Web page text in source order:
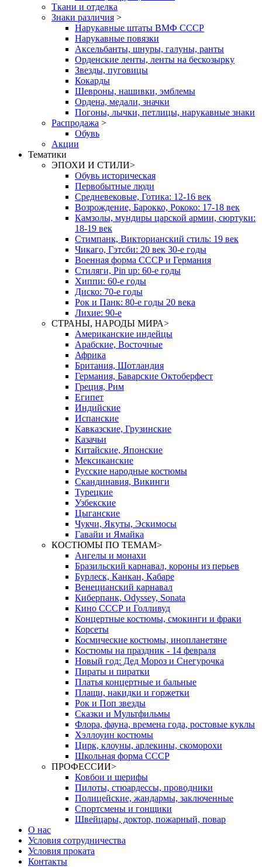
Ткани и отделка
Знаки различия >
Нарукавные штаты ВМФ СССР
Нарукавные повязки
Аксельбанты, шнуры, галуны, ранты
Орденские ленты, ленты на бескозырку
Звезды, пуговицы
Кокарды
Шевроны, нашивки, эмблемы
Ордена, медали, значки
Погоны, лычки, петлицы, нарукавные знаки
Распродажа >
Обувь
Акции
Тематики
ЭПОХИ И СТИЛИ>
Обувь историческая
Первобытные люди
Средневековые, Готика: 12-16 век
Возрождение, Барокко, Рококо: 17-18 век
Камзолы, мундиры царской армии, сюртуки:
18-19 век
Стимпанк, Викторианский стиль: 19 век
Чикаго, Гэтсби: 20 век 30-е годы
Военная форма СССР и Германия
Стиляги, Pin up: 60-е годы
Хиппи: 60-е годы
Диско: 70-е годы
Рок и Панк: 80-е годы 20 века
Лихие: 90-е
СТРАНЫ, НАРОДЫ МИРА>
Американские индейцы
Арабские, Восточные
Африка
Британия, Шотландия
Германия, Баварские Октоберфест
Греция, Рим
Египет
Индийские
Испанские
Кавказские, Грузинские
Казачьи
Китайские, Японские
Мексиканские
Русские народные костюмы
Скандинавия, Викинги
Турецкие
Узбекские
Цыганские
Чукчи, Якуты, Эскимосы
Гавайи и Ямайка
КОСТЮМЫ ПО ТЕМАМ>
Ангелы и монахи
Бразильский карнавал, короны из перьев
Бурлеск, Канкан, Кабаре
Венецианский карнавал
Киберпанк, Odyssey, Sonata
Кино СССР и Голливуд
Концертные костюмы, смокинги и фраки
Корсеты
Космические костюмы, инопланетяне
Костюмы на праздник - 14 февраля
Новый год: Дед Мороз и Снегурочка
Пираты и пиратки
Платья концертные и бальные
Плащи, накидки и горжетки
Рок и Поп звезды
Сказки и Мультфильмы
Флора, фауна, времена года, ростовые куклы
Хэллоуин костюмы
Цирк, клоуны, арлекины, скоморохи
Школьная форма СССР
ПРОФЕССИИ>
Ковбои и шерифы
Пилоты, стюардессы, проводники
Полицейские, жандармы, заключенные
Спортсмены и гонщики
Швейцары, доктор, пожарный, повар
О нас
Условия сотрудничества
Условия проката
Контакты